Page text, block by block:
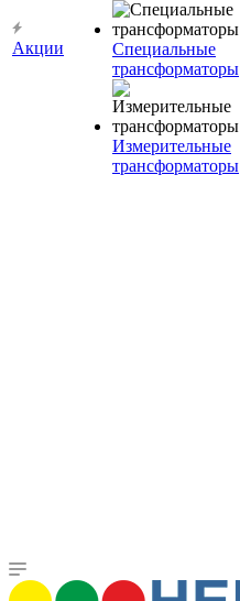
Акции
Специальные
трансформаторы
Измерительные
трансформаторы